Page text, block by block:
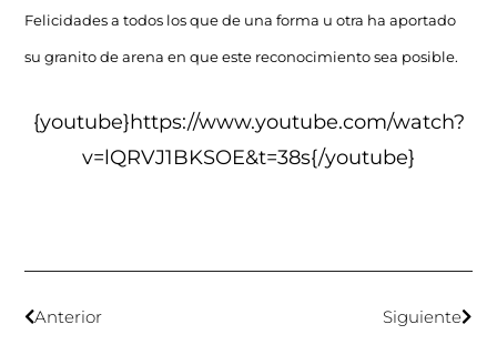
Felicidades a todos los que de una forma u otra ha aportado
su granito de arena en que este reconocimiento sea posible.
{youtube}https://www.youtube.com/watch?
v=lQRVJ1BKSOE&t=38s{/youtube}
Anterior Siguiente